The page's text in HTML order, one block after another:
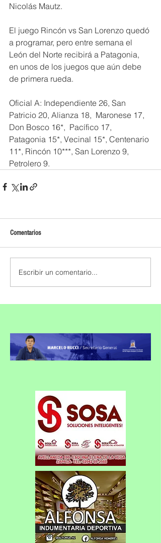
Nicolás Mautz.
El juego Rincón vs San Lorenzo quedó
a programar, pero entre semana el
León del Norte recibirá a Patagonia,
en unos de los juegos que aún debe
de primera rueda.
Oficial A: Independiente 26, San
Patricio 20, Alianza 18,  Maronese 17,
Don Bosco 16*,  Pacífico 17,
Patagonia 15*, Vecinal 15*, Centenario
11*, Rincón 10***, San Lorenzo 9,
Petrolero 9.
Comentarios
Escribir un comentario...